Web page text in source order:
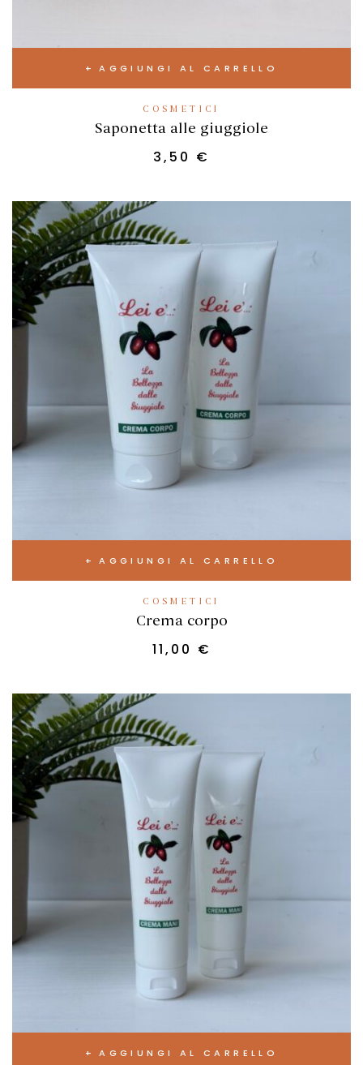
AGGIUNGI AL CARRELLO
COSMETICI
Saponetta alle giuggiole
3,50 €
AGGIUNGI AL CARRELLO
COSMETICI
Crema corpo
11,00 €
AGGIUNGI AL CARRELLO